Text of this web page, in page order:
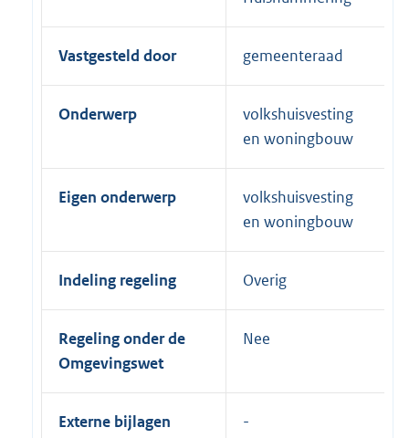
Vastgesteld door gemeenteraad
Onderwerp
volkshuisvesting
en woningbouw
Eigen onderwerp
volkshuisvesting
en woningbouw
Indeling regeling Overig
Regeling onder de
Omgevingswet
Nee
Externe bijlagen